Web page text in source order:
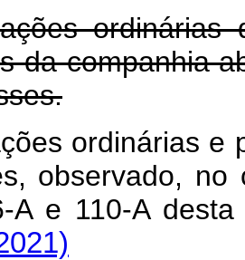
ordinárias
da companhia
ordinárias
observado,
A e 110-A